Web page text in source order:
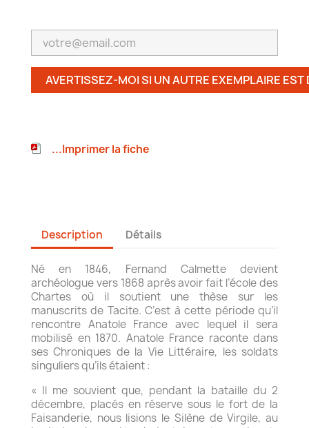
AVERTISSEZ-MOI SI UN AUTRE EXEMPLAIRE EST
...Imprimer la fiche
Description Détails
Né en 1846, Fernand Calmette devient
archéologue vers 1868 après avoir fait l’école des
Chartes où il soutient une thèse sur les
manuscrits de Tacite. C’est à cette période qu’il
rencontre Anatole France avec lequel il sera
mobilisé en 1870. Anatole France raconte dans
ses Chroniques de la Vie Littéraire, les soldats
singuliers qu’ils étaient :
« Il me souvient que, pendant la bataille du 2
décembre, placés en réserve sous le fort de la
Faisanderie, nous lisions le Silène de Virgile, au